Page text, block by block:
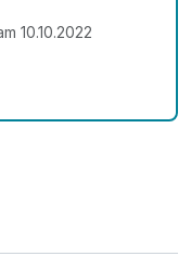
10.10.2022